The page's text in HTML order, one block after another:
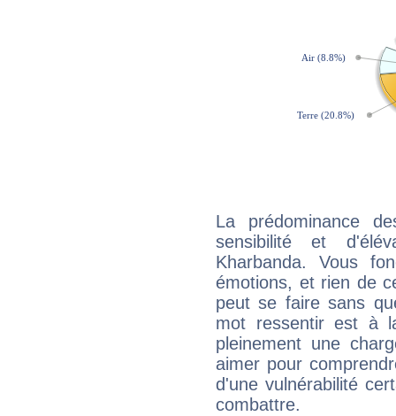
La prédominance
sensibilité et
Kharbanda. Vous
émotions, et rien de
peut se faire sans
mot ressentir est à
pleinement une
aimer pour
d'une vulnérabilité
combattre.